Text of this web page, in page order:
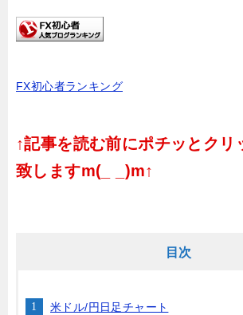
FX初心者ランキング
↑記事を読む前にポチッとクリ
致しますm(_ _)m↑
目次
米ドル/円日足チャート